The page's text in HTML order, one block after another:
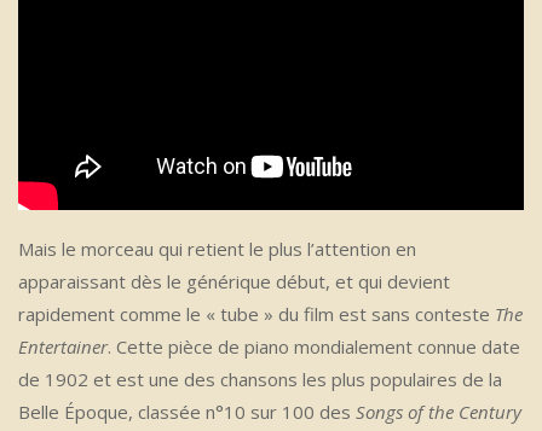
Mais le morceau qui retient le plus l’attention en
apparaissant dès le générique début, et qui devient
rapidement comme le « tube » du film est sans conteste The
Entertainer. Cette pièce de piano mondialement connue date
de 1902 et est une des chansons les plus populaires de la
Belle Époque, classée n°10 sur 100 des Songs of the Century